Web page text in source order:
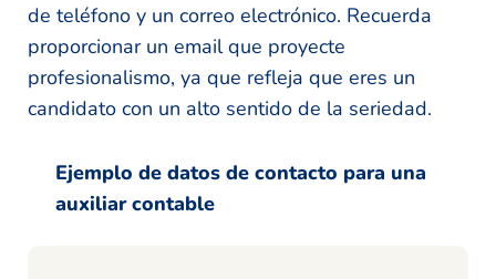
de teléfono y un correo electrónico. Recuerda
proporcionar un email que proyecte
profesionalismo, ya que refleja que eres un
candidato con un alto sentido de la seriedad.
Ejemplo de datos de contacto para una
auxiliar contable